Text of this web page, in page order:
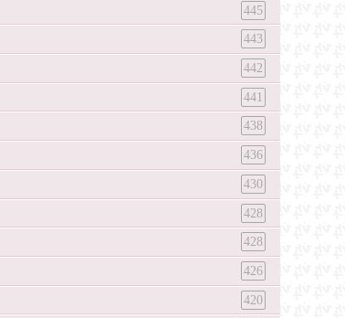
445
443
442
441
438
436
430
428
428
426
420